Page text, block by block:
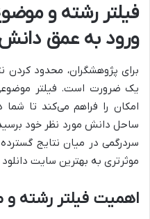
ورود به عمق
برای پژوهشگران، محدود
یک ضرورت است. فیلتر
امکان را فراهم می‌کند تا شما
ساحل دانش مورد نظر خود
سردرگمی در میان نتایج
موثرتری به بهترین سایت
اهمیت فیلتر رشته